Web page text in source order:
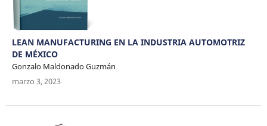
LEAN MANUFACTURING EN LA INDUSTRIA AUTOMOTRIZ
DE MÉXICO
Gonzalo Maldonado Guzmán
marzo 3, 2023